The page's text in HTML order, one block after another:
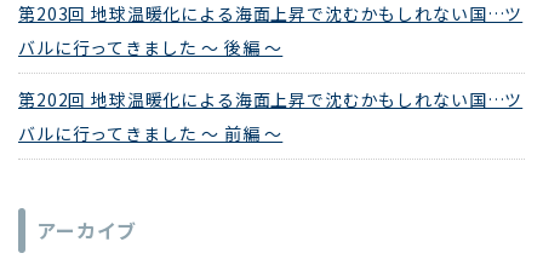
第203回 地球温暖化による海面上昇で沈むかもしれない国…ツ
バルに行ってきました ～ 後編 ～
第202回 地球温暖化による海面上昇で沈むかもしれない国…ツ
バルに行ってきました ～ 前編 ～
アーカイブ